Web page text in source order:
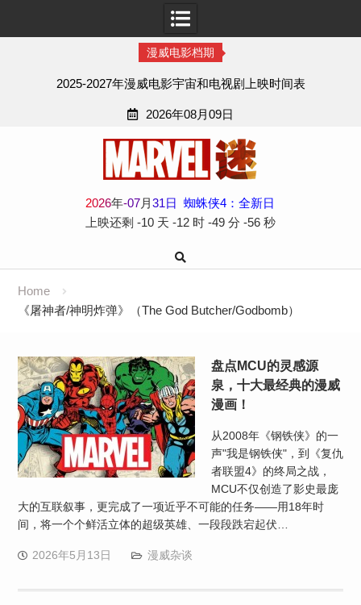
漫威电影档期
2025-2027年漫威电影宇宙和电视剧上映时间表
2026年08月09日
2026年-07月31日
蜘蛛侠4：全新日
上映还剩 -10 天 -12 时 -49 分 -56 秒
Home
《屠神者/神明炸弹》（The God Butcher/Godbomb）
盘点MCU的灵感源
泉，十大最经典的漫威
漫画！
从2008年《钢铁侠》的一
声"我是钢铁侠"，到《复仇
者联盟4》的终局之战，
MCU不仅创造了影史最庞
大的互联叙事，更完成了一项近乎不可能的任务——用18年时
间，将一个个鲜活立体的超级英雄、一段段跌宕起伏…
2026年5月13日 漫威杂谈